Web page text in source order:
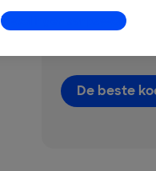
Instellingen aanpassen
Met onze test
De beste